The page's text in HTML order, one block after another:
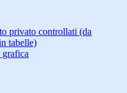
privato controllati (da
tabelle)
grafica